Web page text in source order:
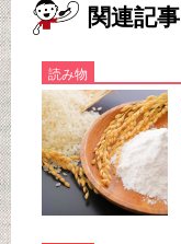
関連記事
読み物